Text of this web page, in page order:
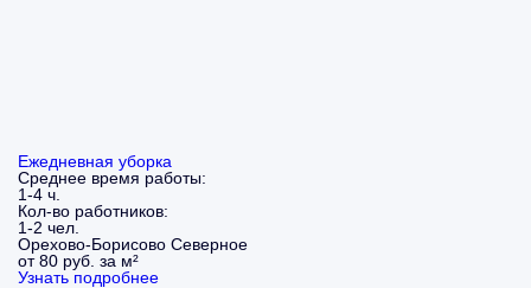
Ежедневная уборка
Среднее время работы:
1-4 ч.
Кол-во работников:
1-2 чел.
Орехово-Борисово Северное
от 80 руб. за м²
Узнать подробнее